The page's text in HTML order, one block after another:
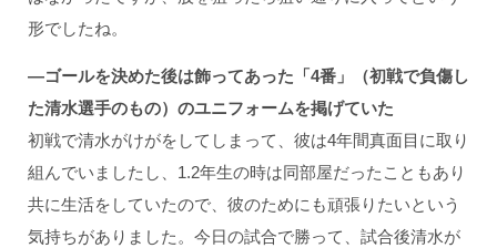
形でしたね。
―ゴールを決めた後は飾ってあった「4番」（初戦で負傷し
た清水選手のもの）のユニフォームを掲げていた
初戦で清水がけがをしてしまって、彼は4年間真面目に取り
組んでいましたし、1.2年生の時は同部屋だったこともあり
共に生活をしていたので、彼のためにも頑張りたいという
気持ちがありました。今日の試合で勝って、試合後清水が